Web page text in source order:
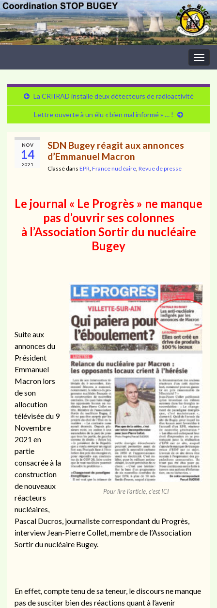
La CRIIRAD installe deux détecteurs de radioactivité
Lettre ouverte à un élu « bien mal informé » … !
NOV
14
2021
SDN Bugey réagit aux annonces
d’Emmanuel Macron
Classé dans EPR France nucléaire Revue de presse
Le journal « Le Progrès » ne manque
pas d’ouvrir ses colonnes
à l’Association Sortir du nucléaire
Bugey
Pour lire l’article, c’est ICI
Suite aux
annonces du
Président
Emmanuel
Macron lors
de son
allocution
télévisée du 9
Novembre
2021 en
partie
consacrée à la
construction
de nouveaux
réacteurs
nucléaires,
Pascal Ducros, journaliste correspondant du Progrès,
interview Jean-Pierre Collet, membre de l’Association
Sortir du nucléaire Bugey.
En effet, compte tenu de sa teneur, le discours ne manque
pas de susciter bien des réactions quant à l’avenir